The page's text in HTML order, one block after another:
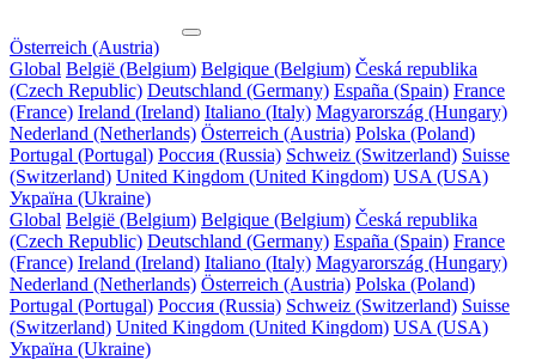
Österreich (Austria)
Global België (Belgium) Belgique (Belgium) Česká republika
(Czech Republic) Deutschland (Germany) España (Spain) France
(France) Ireland (Ireland) Italiano (Italy) Magyarország (Hungary)
Nederland (Netherlands) Österreich (Austria) Polska (Poland)
Portugal (Portugal) Россия (Russia) Schweiz (Switzerland) Suisse
(Switzerland) United Kingdom (United Kingdom) USA (USA)
Україна (Ukraine)
Global België (Belgium) Belgique (Belgium) Česká republika
(Czech Republic) Deutschland (Germany) España (Spain) France
(France) Ireland (Ireland) Italiano (Italy) Magyarország (Hungary)
Nederland (Netherlands) Österreich (Austria) Polska (Poland)
Portugal (Portugal) Россия (Russia) Schweiz (Switzerland) Suisse
(Switzerland) United Kingdom (United Kingdom) USA (USA)
Україна (Ukraine)